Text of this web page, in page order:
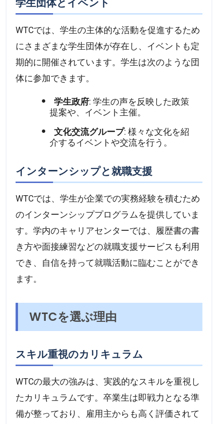
WTCでは、学生の主体的な活動を促進するため
にさまざまな学生団体が存在し、イベントも定
期的に開催されています。学生は次のような団
体に参加できます。
学生政府: 学生の声を反映した政策
提案や、イベント主催。
文化交流グループ: 様々な文化を紹
介するイベントや交流を行う。
インターンシップと就職支援
WTCでは、学生が企業での実務経験を積むため
のインターンシッププログラムを提供していま
す。学内のキャリアセンターでは、履歴書の書
き方や面接練習などの就職支援サービスも利用
でき、自信を持って就職活動に臨むことができ
ます。
WTCを選ぶ理由
スキル重視のカリキュラム
WTCの最大の強みは、実践的なスキルを重視し
たカリキュラムです。卒業生は即戦力となる準
備が整っており、雇用主からも高く評価されて